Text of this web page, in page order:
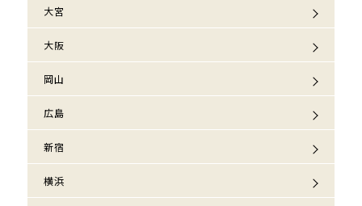
大宮
大阪
岡山
広島
新宿
横浜